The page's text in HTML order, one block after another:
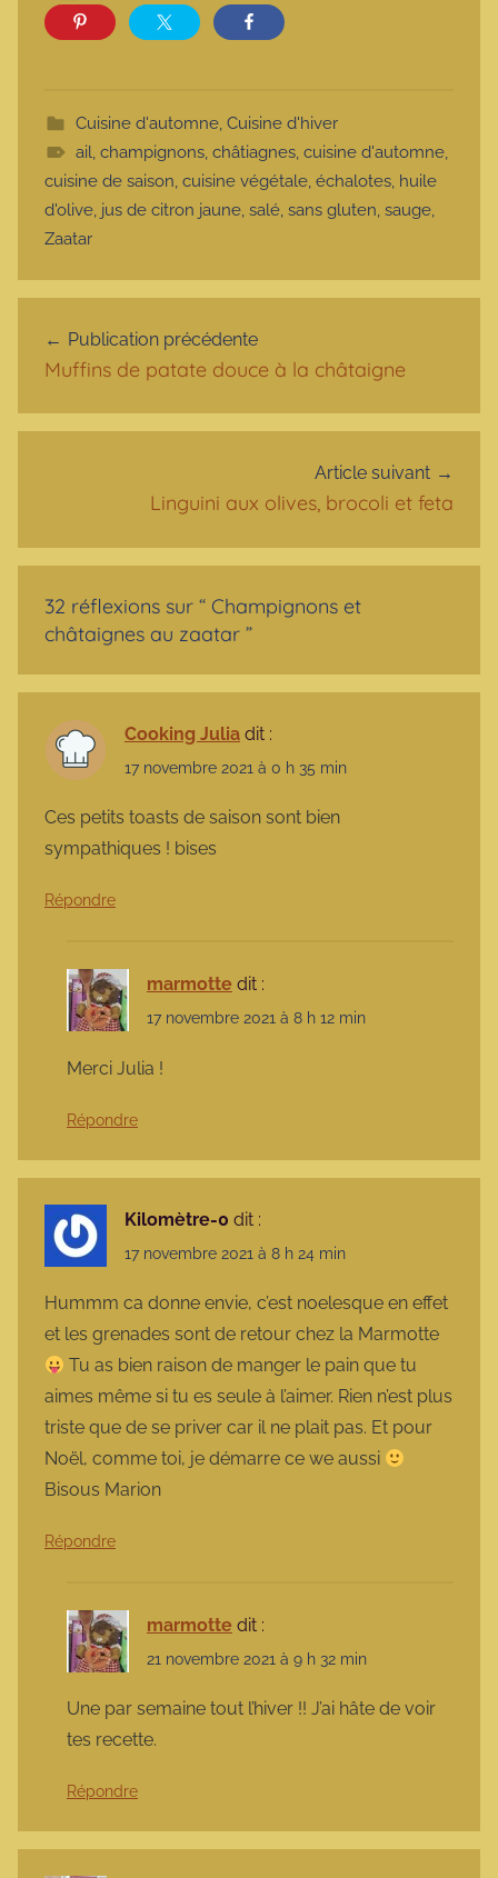
Cuisine d'automne, Cuisine d'hiver
ail, champignons, châtiagnes, cuisine d'automne,
cuisine de saison, cuisine végétale, échalotes, huile
d'olive, jus de citron jaune, salé, sans gluten, sauge,
Zaatar
Publication précédente
Muffins de patate douce à la châtaigne
Article suivant
Linguini aux olives, brocoli et feta
32 réflexions sur “ Champignons et
châtaignes au zaatar ”
Cooking Julia dit :
17 novembre 2021 à 0 h 35 min
Ces petits toasts de saison sont bien
sympathiques ! bises
Répondre
marmotte dit :
17 novembre 2021 à 8 h 12 min
Merci Julia !
Répondre
Kilomètre-0 dit :
17 novembre 2021 à 8 h 24 min
Hummm ca donne envie, c’est noelesque en effet
et les grenades sont de retour chez la Marmotte
Tu as bien raison de manger le pain que tu
aimes même si tu es seule à l’aimer. Rien n’est plus
triste que de se priver car il ne plait pas. Et pour
Noël, comme toi, je démarre ce we aussi
Bisous Marion
Répondre
marmotte dit :
21 novembre 2021 à 9 h 32 min
Une par semaine tout l’hiver !! J’ai hâte de voir
tes recette.
Répondre